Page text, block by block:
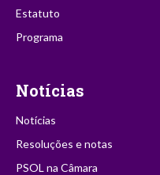
Estatuto
Programa
Notícias
Notícias
Resoluções e notas
PSOL na Câmara